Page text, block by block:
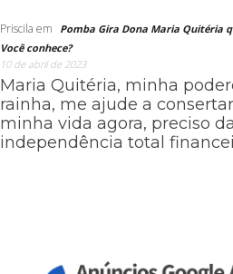
Priscila em
Pomba Gira Dona Maria Quitéria
Você conhece?
10 de abril de 2023
Maria Quitéria, minha
rainha, me ajude a
minha vida agora, preciso
independência total